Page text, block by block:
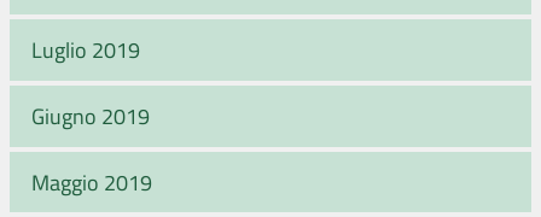
Luglio 2019
Giugno 2019
Maggio 2019